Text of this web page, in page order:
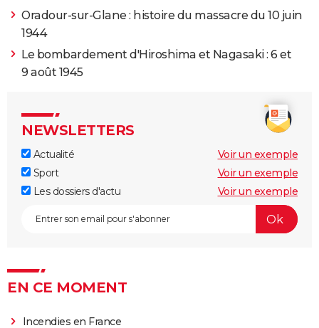
Oradour-sur-Glane : histoire du massacre du 10 juin
1944
Le bombardement d'Hiroshima et Nagasaki : 6 et
9 août 1945
NEWSLETTERS
Actualité
Voir un exemple
Sport
Voir un exemple
Les dossiers d'actu
Voir un exemple
EN CE MOMENT
Incendies en France